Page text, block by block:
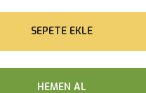
SEPETE EKLE
HEMEN AL